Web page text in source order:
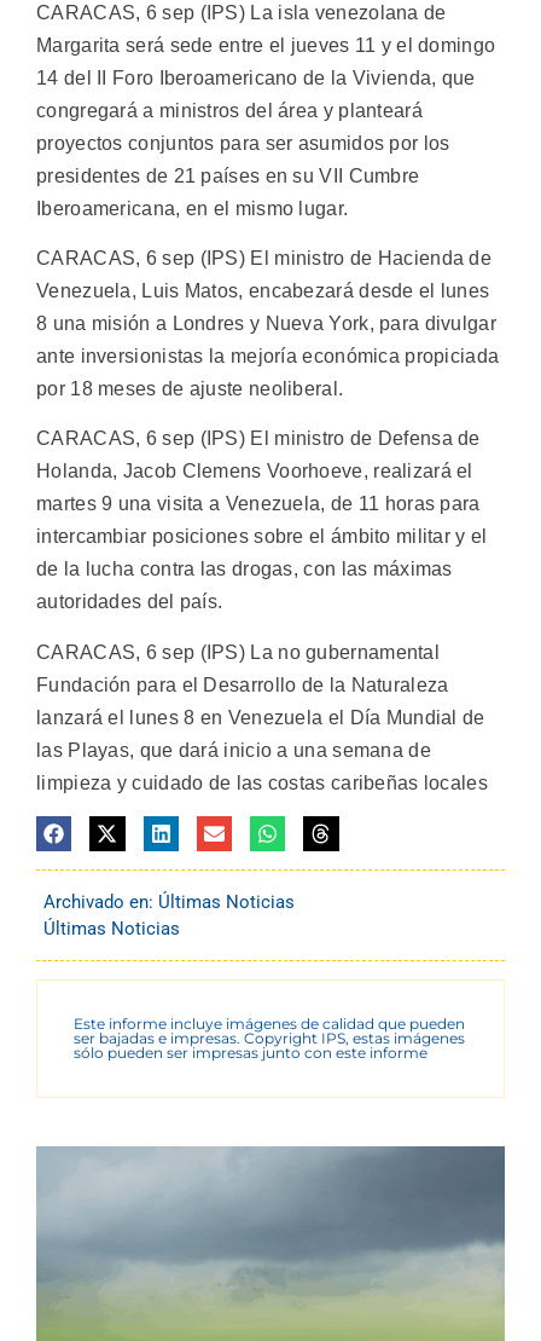
CARACAS, 6 sep (IPS) La isla venezolana de
Margarita será sede entre el jueves 11 y el domingo
14 del II Foro Iberoamericano de la Vivienda, que
congregará a ministros del área y planteará
proyectos conjuntos para ser asumidos por los
presidentes de 21 países en su VII Cumbre
Iberoamericana, en el mismo lugar.
CARACAS, 6 sep (IPS) El ministro de Hacienda de
Venezuela, Luis Matos, encabezará desde el lunes
8 una misión a Londres y Nueva York, para divulgar
ante inversionistas la mejoría económica propiciada
por 18 meses de ajuste neoliberal.
CARACAS, 6 sep (IPS) El ministro de Defensa de
Holanda, Jacob Clemens Voorhoeve, realizará el
martes 9 una visita a Venezuela, de 11 horas para
intercambiar posiciones sobre el ámbito militar y el
de la lucha contra las drogas, con las máximas
autoridades del país.
CARACAS, 6 sep (IPS) La no gubernamental
Fundación para el Desarrollo de la Naturaleza
lanzará el lunes 8 en Venezuela el Día Mundial de
las Playas, que dará inicio a una semana de
limpieza y cuidado de las costas caribeñas locales
Archivado en: Últimas Noticias
Últimas Noticias
Este informe incluye imágenes de calidad que pueden
ser bajadas e impresas. Copyright IPS, estas imágenes
sólo pueden ser impresas junto con este informe